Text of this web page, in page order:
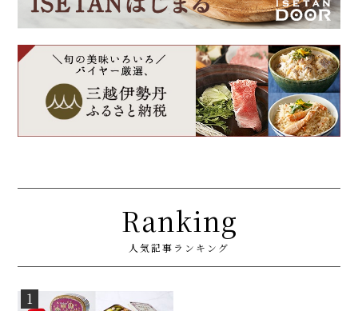
Ranking
人気記事ランキング
1